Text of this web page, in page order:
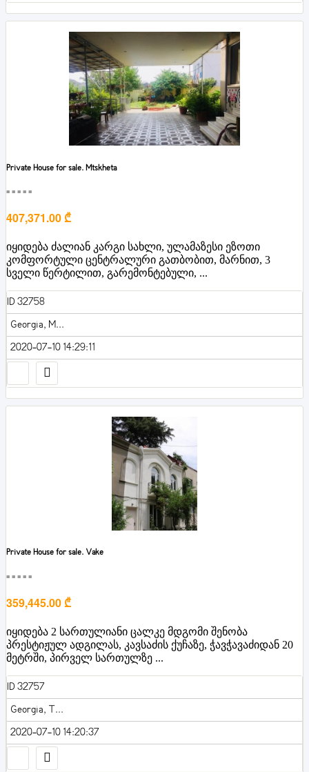
Private House for sale. Mtskheta
■■■■■
407,371.00 ₾
იყიდება ძალიან კარგი სახლი, ულამაზესი ეზოთი
კომფორტული ცენტრალური გათბობით, მარნით, 3
სველი წერტილით, გარემონტებული, ...
ID 32758
Georgia, M...
2020-07-10 14:29:11
Private House for sale. Vake
■■■■■
359,445.00 ₾
იყიდება 2 სართულიანი ცალკე მდგომი შენობა
პრესტიჟულ ადგილას, კავსაძის ქუჩაზე, ჭავჭავაძიდან 20
მეტრში, პირველ სართულზე ...
ID 32757
Georgia, T...
2020-07-10 14:20:37